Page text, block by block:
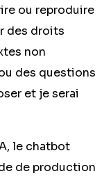
ou reproduire
des droits
non
des questions
et je serai
le chatbot
de production